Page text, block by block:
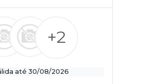
+2
até 30/08/2026